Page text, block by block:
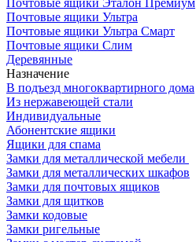
Почтовые ящики Эталон Премиум
Почтовые ящики Ультра
Почтовые ящики Ультра Смарт
Почтовые ящики Слим
Деревянные
Назначение
В подъезд многоквартирного дома
Из нержавеющей стали
Индивидуальные
Абонентские ящики
Ящики для спама
Замки для металлической мебели
Замки для металлических шкафов
Замки для почтовых ящиков
Замки для щитков
Замки кодовые
Замки ригельные